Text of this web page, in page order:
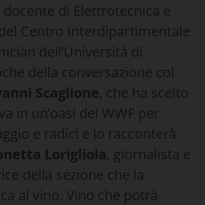
docente di Elettrotecnica e
Centro Interdipartimentale
dell’Università di
della conversazione col
Scaglione, che ha scelto
in un’oasi del WWF per
e radici e lo racconterà
Lorigliola, giornalista e
della sezione che la
al vino. Vino che potrà